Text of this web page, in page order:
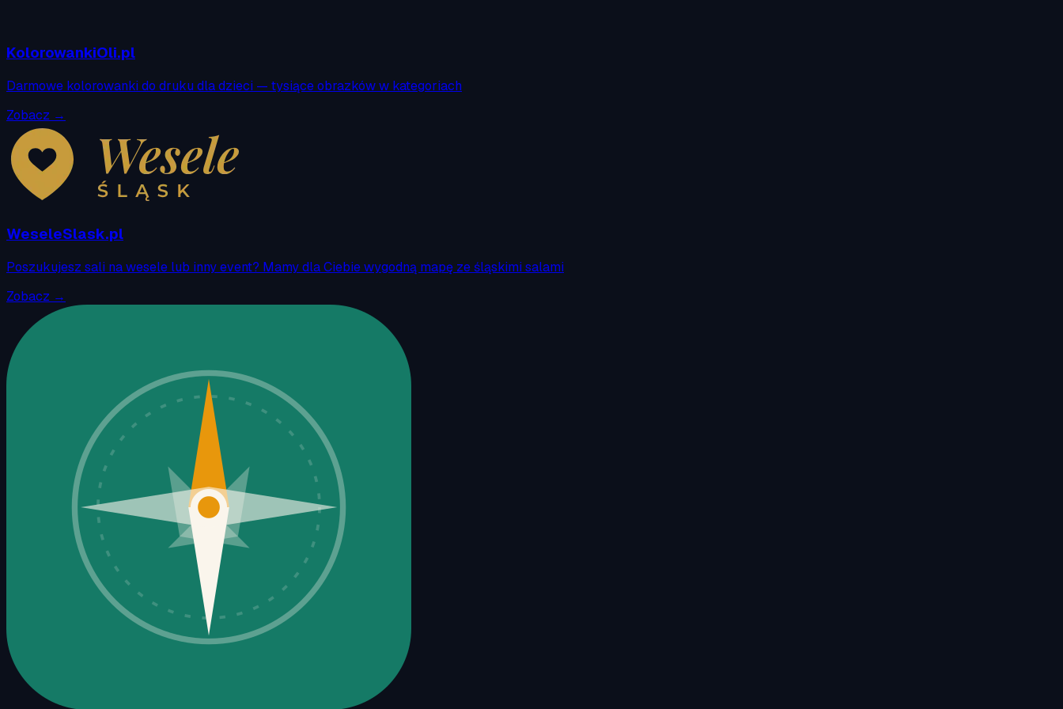
KolorowankiOli.pl
Darmowe kolorowanki do druku dla dzieci — tysiące obrazków w kategoriach
Zobacz →
WeseleSlask.pl
Poszukujesz sali na wesele lub inny event? Mamy dla Ciebie wygodną mapę ze śląskimi salami
Zobacz →